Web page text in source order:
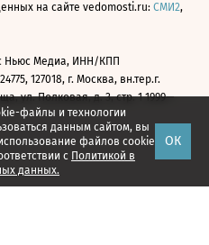
файлы и технологии
данным сайтом, вы
файлов cookie
с Политикой в
данных.
ОК
на сайте vedomosti.ru: СМИ2,
Ньюс Медиа, ИНН/КПП
127018, г. Москва, вн.тер.г.
ул. Полковая, д. 3, стр. 1 1999—